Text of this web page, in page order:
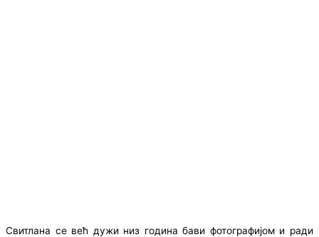
Свитлана се већ дужи низ година бави фотографијом и ради